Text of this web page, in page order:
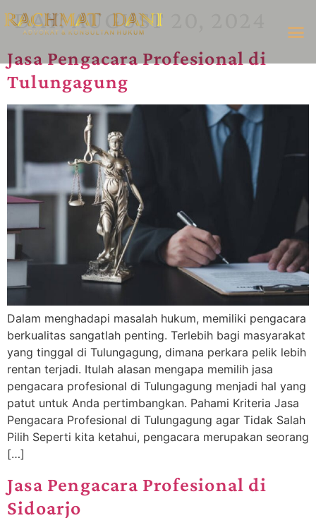
DAY:AUGUST 20, 2024
Jasa Pengacara Profesional di
Tulungagung
Dalam menghadapi masalah hukum, memiliki pengacara
berkualitas sangatlah penting. Terlebih bagi masyarakat
yang tinggal di Tulungagung, dimana perkara pelik lebih
rentan terjadi. Itulah alasan mengapa memilih jasa
pengacara profesional di Tulungagung menjadi hal yang
patut untuk Anda pertimbangkan. Pahami Kriteria Jasa
Pengacara Profesional di Tulungagung agar Tidak Salah
Pilih Seperti kita ketahui, pengacara merupakan seorang
[…]
Jasa Pengacara Profesional di
Sidoarjo